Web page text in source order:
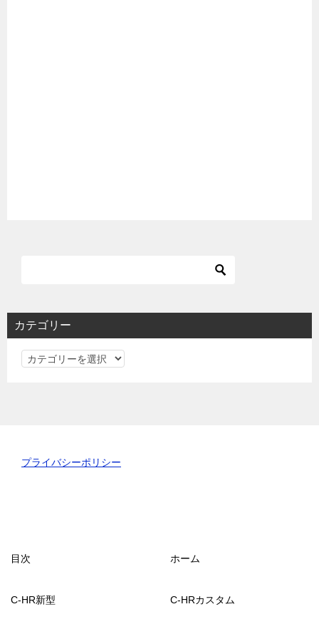
カテゴリー
カ
プライバシーポリシー
目次 ホーム
C-HR新型 C-HRカスタム